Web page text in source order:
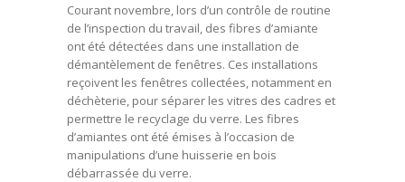
Courant novembre, lors d’un contrôle de routine
de l’inspection du travail, des fibres d’amiante
ont été détectées dans une installation de
démantèlement de fenêtres. Ces installations
reçoivent les fenêtres collectées, notamment en
déchèterie, pour séparer les vitres des cadres et
permettre le recyclage du verre. Les fibres
d’amiantes ont été émises à l’occasion de
manipulations d’une huisserie en bois
débarrassée du verre.